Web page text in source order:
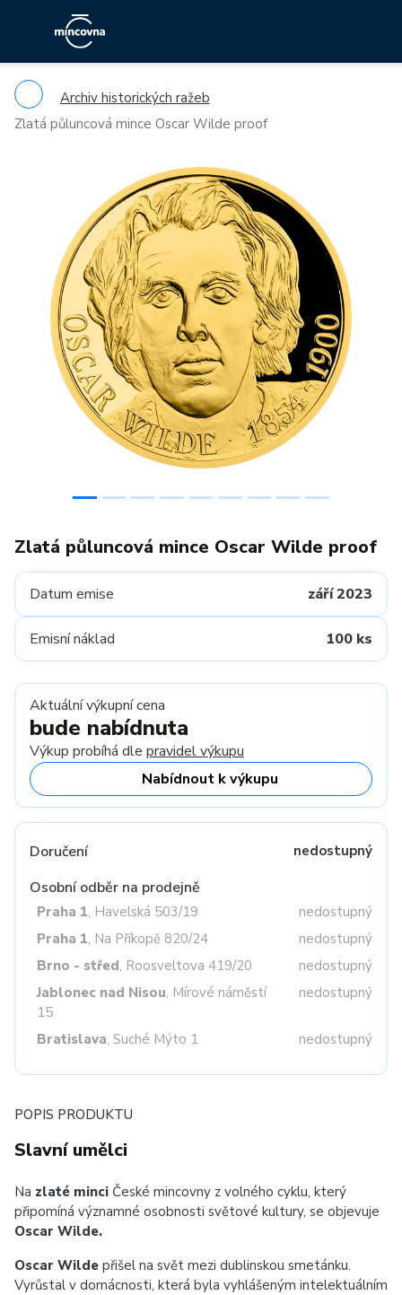
Archiv historických ražeb
Zlatá půluncová mince Oscar Wilde proof
Previous
Zlatá půluncová mince Oscar Wilde proof
Datum emise září 2023
Emisní náklad 100 ks
Aktuální výkupní cena
bude nabídnuta
Výkup probíhá dle pravidel výkupu
Nabídnout k výkupu
Doručení nedostupný
Osobní odběr na prodejně
Praha 1, Havelská 503/19
nedostupný
Praha 1, Na Příkopě 820/24
nedostupný
Brno - střed, Roosveltova 419/20
nedostupný
Jablonec nad Nisou, Mírové náměstí
15
nedostupný
Bratislava, Suché Mýto 1 nedostupný
POPIS PRODUKTU
Slavní umělci
Na zlaté minci České mincovny z volného cyklu, který
připomíná významné osobnosti světové kultury, se objevuje
Oscar Wilde.
Oscar Wilde přišel na svět mezi dublinskou smetánku.
Vyrůstal v domácnosti, která byla vyhlášeným intelektuálním